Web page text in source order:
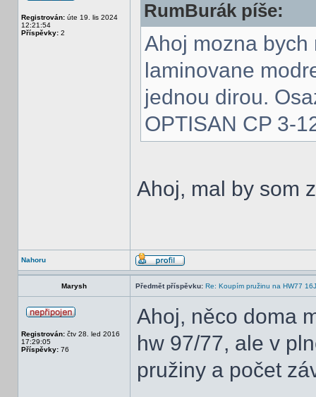
Registrován: úte 19. lis 2024
12:21:54
Příspěvky: 2
RumBurák píše:
Ahoj mozna bych
laminovane
jednou dirou.
OPTISAN CP 3-
Ahoj, mal by som
Nahoru
Marysh Předmět příspěvku: Re: Koupím pružinu na HW77 16J
Registrován: čtv 28. led 2016
17:29:05
Příspěvky: 76
Ahoj, něco doma
hw 97/77, ale v
pružiny a počet